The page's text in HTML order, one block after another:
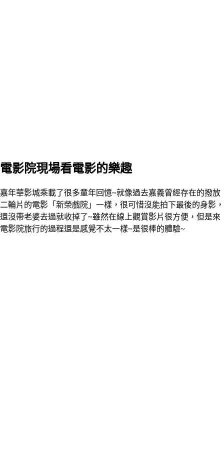
電影院現場看電影的樂趣
嘉年華影城乘載了很多童年回憶~就像過去嘉義曾經存在的撥放
二輪片的電影「新榮戲院」一樣，很可惜沒能拍下最後的身影，
還沒帶老婆去過就收掉了~雖然在線上觀賞影片很方便，但是來
電影院旅行的過程還是感覺不太一樣~是很棒的體驗~